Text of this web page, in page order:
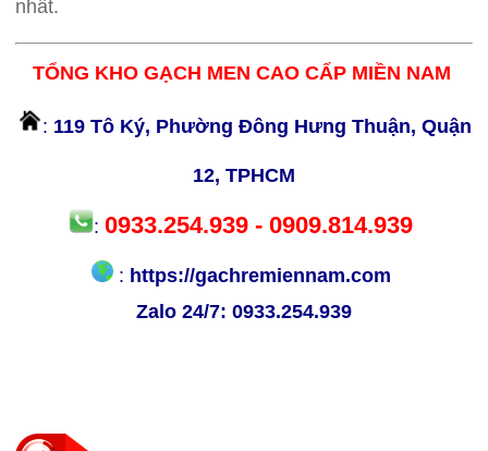
nhất.
TỔNG KHO GẠCH MEN CAO CẤP MIỀN NAM
: 119 Tô Ký, Phường Đông Hưng Thuận, Quận
12, TPHCM
: 0933.254.939 - 0909.814.939
: https://gachremiennam.com
Zalo 24/7: 0933.254.939